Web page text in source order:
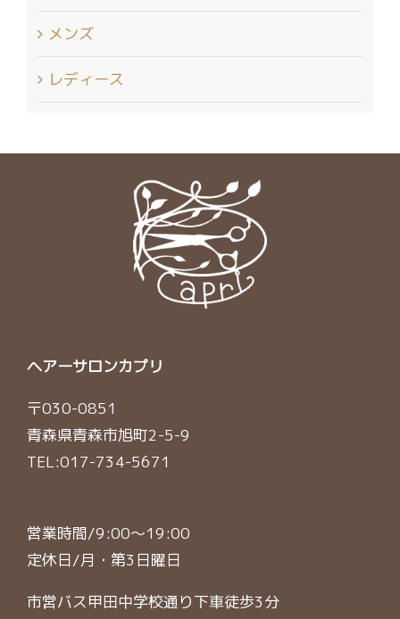
メンズ
レディース
ヘアーサロンカプリ
〒030-0851
青森県青森市旭町2-5-9
TEL:017-734-5671
営業時間/9:00〜19:00
定休日/月・第3日曜日
市営バス甲田中学校通り下車徒歩3分